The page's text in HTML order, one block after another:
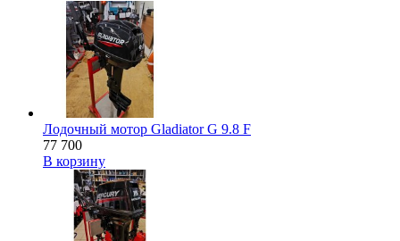
Лодочный мотор Gladiator G 9.8 F
77 700
В корзину